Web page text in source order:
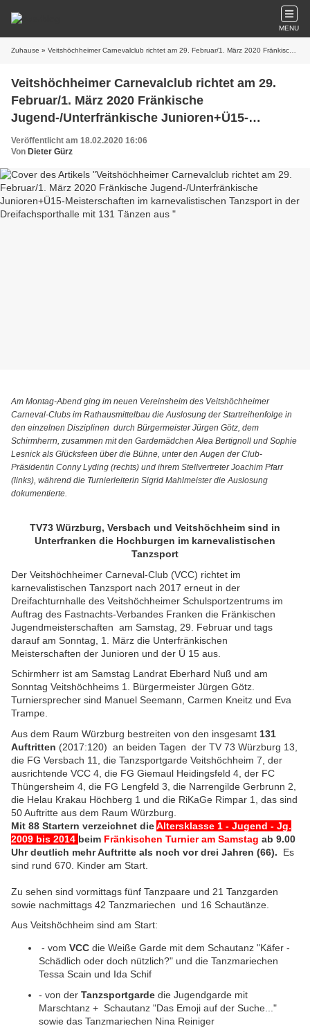
MENU
Zuhause » Veitshöchheimer Carnevalclub richtet am 29. Februar/1. März 2020 Fränkische Jugend-/Unterfränkische Junioren+Ü15-Meisterschaften im karnevalistischen Tanzsport in der Dreifachsporthalle mit 131 Tänzen aus
Veitshöchheimer Carnevalclub richtet am 29.
Februar/1. März 2020 Fränkische
Jugend-/Unterfränkische Junioren+Ü15-
Meisterschaften im karnevalistischen Tanzsport
in der Dreifachsporthalle mit 131 Tänzen aus
Veröffentlicht am 18.02.2020 16:06
Von Dieter Gürz
Am Montag-Abend ging im neuen Vereinsheim des Veitshöchheimer
Carneval-Clubs im Rathausmittelbau die Auslosung der Startreihenfolge in
den einzelnen Disziplinen durch Bürgermeister Jürgen Götz, dem
Schirmherrn, zusammen mit den Gardemädchen Alea Bertignoll und Sophie
Lesnick als Glücksfeen über die Bühne, unter den Augen der Club-
Präsidentin Conny Lyding (rechts) und ihrem Stellvertreter Joachim Pfarr
(links), während die Turnierleiterin Sigrid Mahlmeister die Auslosung
dokumentierte.
TV73 Würzburg, Versbach und Veitshöchheim sind in
Unterfranken die Hochburgen im karnevalistischen
Tanzsport
Der Veitshöchheimer Carneval-Club (VCC) richtet im
karnevalistischen Tanzsport nach 2017 erneut in der
Dreifachturnhalle des Veitshöchheimer Schulsportzentrums im
Auftrag des Fastnachts-Verbandes Franken die Fränkischen
Jugendmeisterschaften am Samstag, 29. Februar und tags
darauf am Sonntag, 1. März die Unterfränkischen
Meisterschaften der Junioren und der Ü 15 aus.
Schirmherr ist am Samstag Landrat Eberhard Nuß und am
Sonntag Veitshöchheims 1. Bürgermeister Jürgen Götz.
Turniersprecher sind Manuel Seemann, Carmen Kneitz und Eva
Trampe.
Aus dem Raum Würzburg bestreiten von den insgesamt 131
Auftritten (2017:120) an beiden Tagen der TV 73 Würzburg 13,
die FG Versbach 11, die Tanzsportgarde Veitshöchheim 7, der
ausrichtende VCC 4, die FG Giemaul Heidingsfeld 4, der FC
Thüngersheim 4, die FG Lengfeld 3, die Narrengilde Gerbrunn 2,
die Helau Krakau Höchberg 1 und die RiKaGe Rimpar 1, das sind
50 Auftritte aus dem Raum Würzburg.
Mit 88 Startern verzeichnet dieAltersklasse 1 - Jugend - Jg.
2009 bis 2014 beim Fränkischen Turnier am Samstag ab 9.00
Uhr deutlich mehr Auftritte als noch vor drei Jahren (66).
Es
sind rund 670. Kinder am Start.
Zu sehen sind vormittags fünf Tanzpaare und 21 Tanzgarden
sowie nachmittags 42 Tanzmariechen und 16 Schautänze.
Aus Veitshöchheim sind am Start:
- vom VCC die Weiße Garde mit dem Schautanz "Käfer -
Schädlich oder doch nützlich?" und die Tanzmariechen
Tessa Scain und Ida Schif
- von der Tanzsportgarde die Jugendgarde mit
Marschtanz + Schautanz "Das Emoji auf der Suche..."
sowie das Tanzmariechen Nina Reiniger